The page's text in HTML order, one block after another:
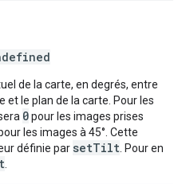
de la carte, en degrés, entre
et le plan de la carte. Pour les
0pour les images prises
les images à 45°. Cette
définie par setTilt . Pour en